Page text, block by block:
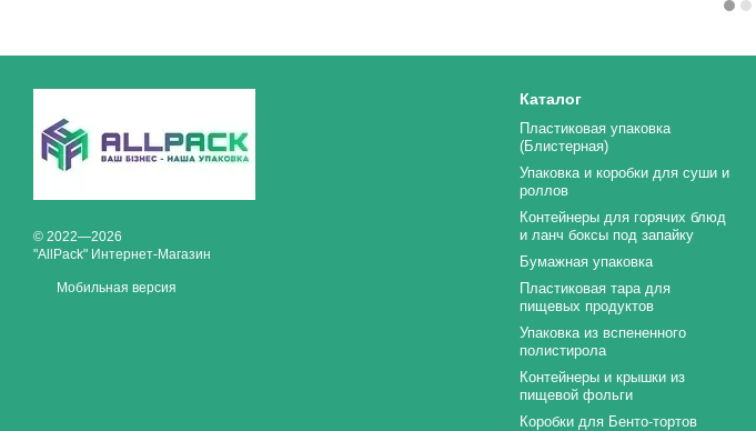
© 2022—2026
"AllPack" Интернет-Магазин
Мобильная версия
Каталог
Пластиковая упаковка
(Блистерная)
Упаковка и коробки для суши и
роллов
Контейнеры для горячих блюд
и ланч боксы под запайку
Бумажная упаковка
Пластиковая тара для
пищевых продуктов
Упаковка из вспененного
полистирола
Контейнеры и крышки из
пищевой фольги
Коробки для Бенто-тортов